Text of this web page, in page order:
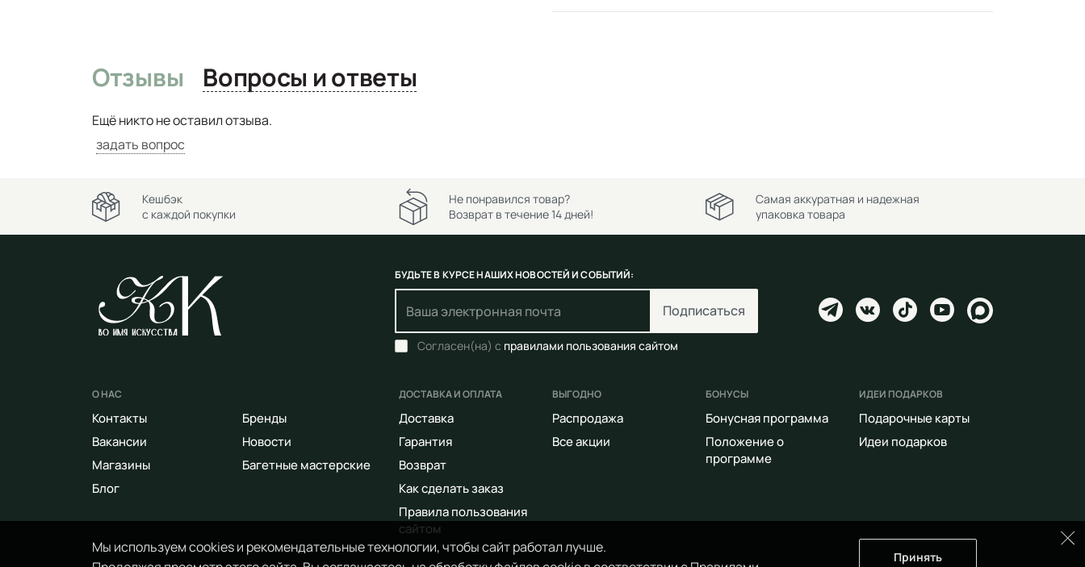
Отзывы Вопросы и ответы
Ещё никто не оставил отзыва.
задать вопрос
Мы используем cookies и рекомендательные технологии, чтобы сайт работал лучше.
Принять
Кешбэк
с каждой покупки
Не понравился товар?
Возврат в течение 14 дней!
Самая аккуратная и надежная
упаковка товара
БУДЬТЕ В КУРСЕ НАШИХ НОВОСТЕЙ И СОБЫТИЙ:
Подписаться
Согласен(на) с правилами пользования сайтом
О НАС
Контакты
Вакансии
Магазины
Блог
Бренды
Новости
Багетные мастерские
ДОСТАВКА И ОПЛАТА
Доставка
Гарантия
Возврат
Как сделать заказ
Правила пользования
сайтом
ВЫГОДНО
Распродажа
Все акции
БОНУСЫ
Бонусная программа
Положение о
программе
ИДЕИ ПОДАРКОВ
Подарочные карты
Идеи подарков